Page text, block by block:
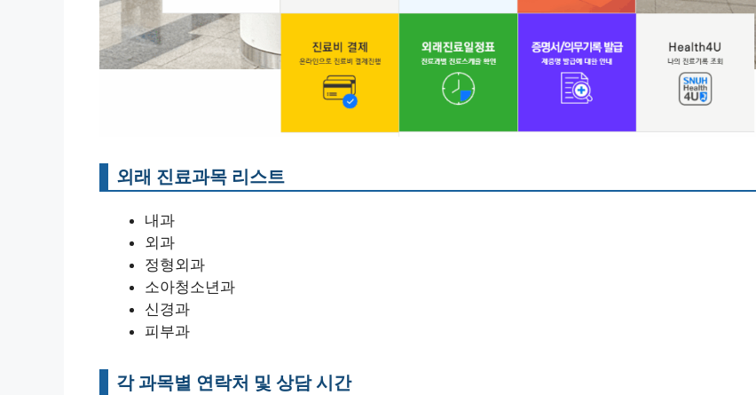
외래 진료과목 리스트
내과
외과
정형외과
소아청소년과
신경과
피부과
각 과목별 연락처 및 상담 시간